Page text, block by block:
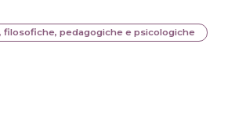
filosofiche, pedagogiche e psicologiche